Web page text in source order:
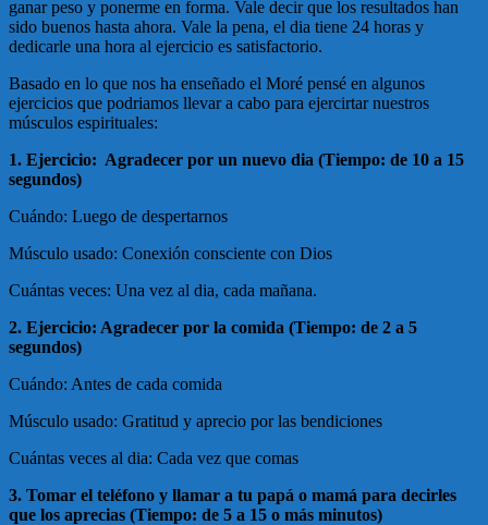
ganar peso y ponerme en forma. Vale decir que los resultados han
sido buenos hasta ahora. Vale la pena, el dia tiene 24 horas y
dedicarle una hora al ejercicio es satisfactorio.
Basado en lo que nos ha enseñado el Moré pensé en algunos
ejercicios que podriamos llevar a cabo para ejercirtar nuestros
músculos espirituales:
1. Ejercicio: Agradecer por un nuevo dia (Tiempo: de 10 a 15
segundos)
Cuándo: Luego de despertarnos
Músculo usado: Conexión consciente con Dios
Cuántas veces: Una vez al dia, cada mañana.
2. Ejercicio: Agradecer por la comida (Tiempo: de 2 a 5
segundos)
Cuándo: Antes de cada comida
Músculo usado: Gratitud y aprecio por las bendiciones
Cuántas veces al dia: Cada vez que comas
3. Tomar el teléfono y llamar a tu papá o mamá para decirles
que los aprecias (Tiempo: de 5 a 15 o más minutos)